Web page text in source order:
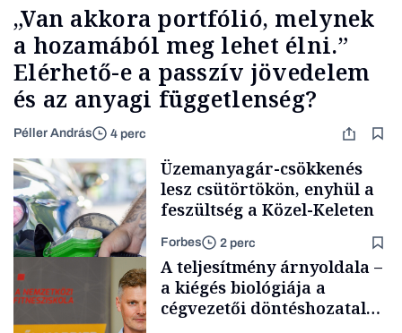
„Van akkora portfólió, melynek
a hozamából meg lehet élni.”
Elérhető-e a passzív jövedelem
és az anyagi függetlenség?
Péller András 4 perc
Üzemanyagár-csökkenés
lesz csütörtökön, enyhül a
feszültség a Közel-Keleten
Forbes 2 perc
A teljesítmény árnyoldala –
a kiégés biológiája a
cégvezetői döntéshozatal